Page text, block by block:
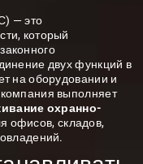
— это
который
двух функций в
на оборудовании и
выполняет
охранно-
офисов, складов,